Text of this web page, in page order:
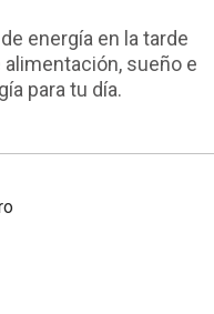
energía en la tarde
sueño e
para tu día.